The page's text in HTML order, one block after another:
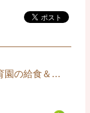
食＆おやつ